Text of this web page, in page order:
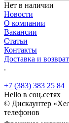
Нет в наличии
Новости
О компании
Вакансии
Статьи
Контакты
Доставка и
.
+7 (383) 383 25 84
Hello в соц.сетях
© Дискаунтер
телефонов